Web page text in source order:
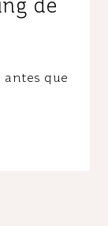
antes que